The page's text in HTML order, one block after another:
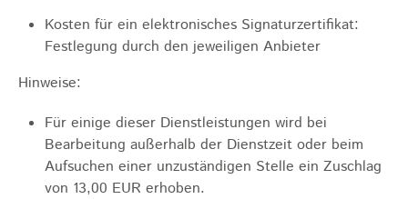
Kosten für ein elektronisches Signaturzertifikat:
Festlegung durch den jeweiligen Anbieter
Hinweise:
Für einige dieser Dienstleistungen wird bei
Bearbeitung außerhalb der Dienstzeit oder beim
Aufsuchen einer unzuständigen Stelle ein Zuschlag
von 13,00 EUR erhoben.